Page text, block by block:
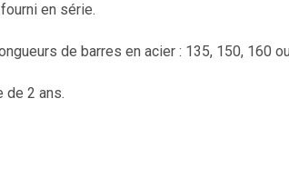
en série.
de barres en acier : 135, 150, 160
de 2 ans.